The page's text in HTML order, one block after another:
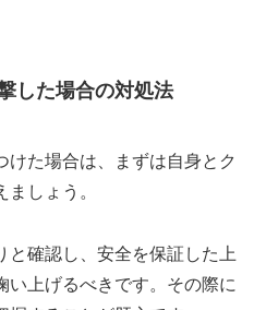
した場合の対処法
た場合は、まずは自身とク
しょう。
と確認し、安全を保証した上
い上げるべきです。その際に